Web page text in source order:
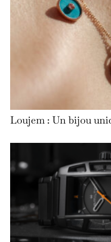
Loujem : Un bijou